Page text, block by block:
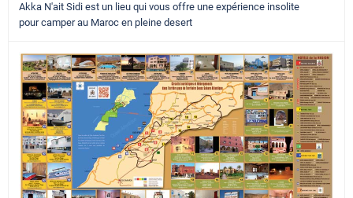
Akka N'ait Sidi est un lieu qui vous offre une expérience insolite
pour camper au Maroc en pleine desert